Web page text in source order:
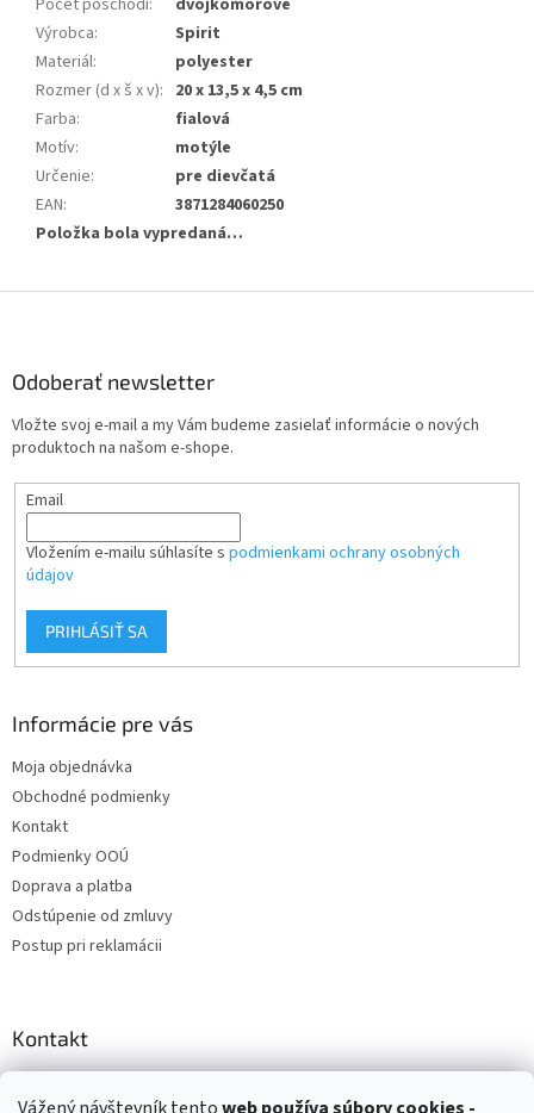
Počet poschodí:
dvojkomorové
Výrobca:
Spirit
Materiál:
polyester
Rozmer (d x š x v): 20 x 13,5 x 4,5 cm
Farba:
fialová
Motív:
motýle
Určenie:
pre dievčatá
EAN:
3871284060250
Položka bola vypredaná…
Odoberať newsletter
Vložte svoj e-mail a my Vám budeme zasielať informácie o nových
produktoch na našom e-shope.
Email
Vložením e-mailu súhlasíte s podmienkami ochrany osobných
údajov
PRIHLÁSIŤ SA
Informácie pre vás
Moja objednávka
Obchodné podmienky
Kontakt
Podmienky OOÚ
Doprava a platba
Odstúpenie od zmluvy
Postup pri reklamácii
Kontakt